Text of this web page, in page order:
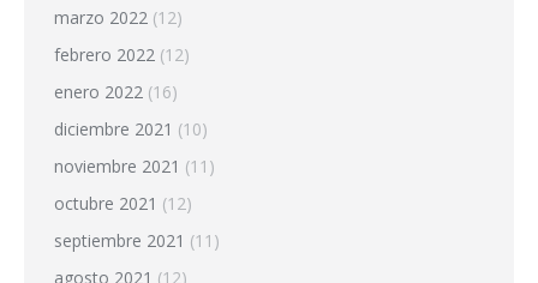
marzo 2022 (12)
febrero 2022 (12)
enero 2022 (16)
diciembre 2021 (10)
noviembre 2021 (11)
octubre 2021 (12)
septiembre 2021 (11)
agosto 2021 (12)